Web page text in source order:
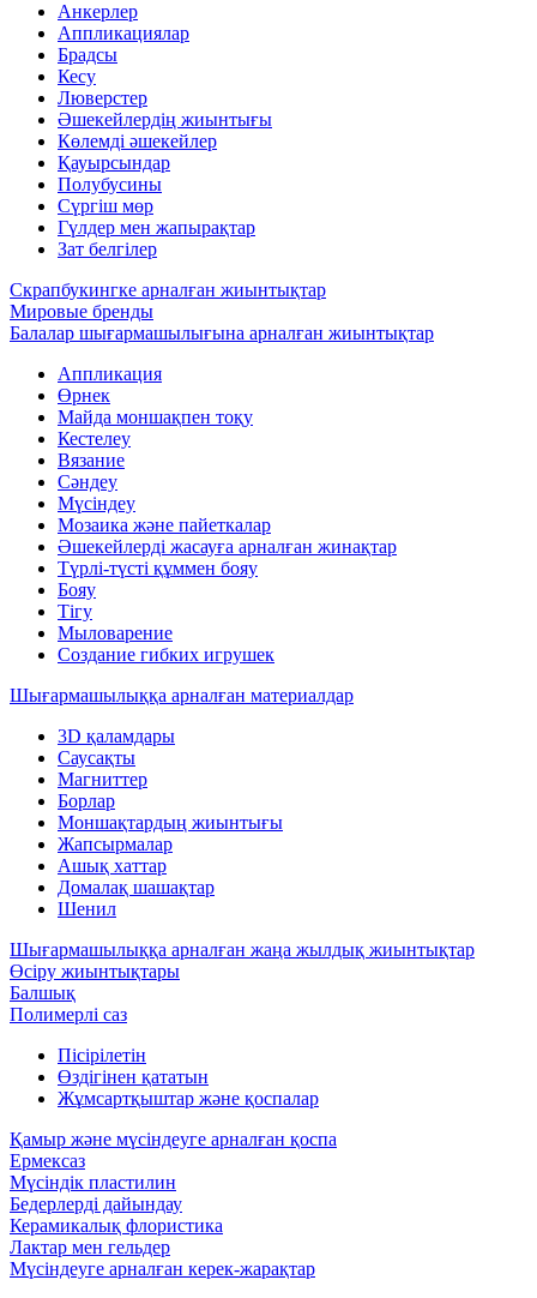
Анкерлер
Аппликациялар
Брадсы
Кесу
Люверстер
Әшекейлердің жиынтығы
Көлемді әшекейлер
Қауырсындар
Полубусины
Сүргіш мөр
Гүлдер мен жапырақтар
Зат белгілер
Скрапбукингке арналған жиынтықтар
Мировые бренды
Балалар шығармашылығына арналған жиынтықтар
Аппликация
Өрнек
Майда моншақпен тоқу
Кестелеу
Вязание
Сәндеу
Мүсіндеу
Мозаика және пайеткалар
Әшекейлерді жасауға арналған жинақтар
Түрлі-түсті құммен бояу
Бояу
Тігу
Мыловарение
Создание гибких игрушек
Шығармашылыққа арналған материалдар
3D қаламдары
Саусақты
Магниттер
Борлар
Моншақтардың жиынтығы
Жапсырмалар
Ашық хаттар
Домалақ шашақтар
Шенил
Шығармашылыққа арналған жаңа жылдық жиынтықтар
Өсіру жиынтықтары
Балшық
Полимерлі саз
Пісірілетін
Өздігінен қататын
Жұмсартқыштар және қоспалар
Қамыр және мүсіндеуге арналған қоспа
Ермексаз
Мүсіндік пластилин
Бедерлерді дайындау
Керамикалық флористика
Лактар мен гельдер
Мүсіндеуге арналған керек-жарақтар